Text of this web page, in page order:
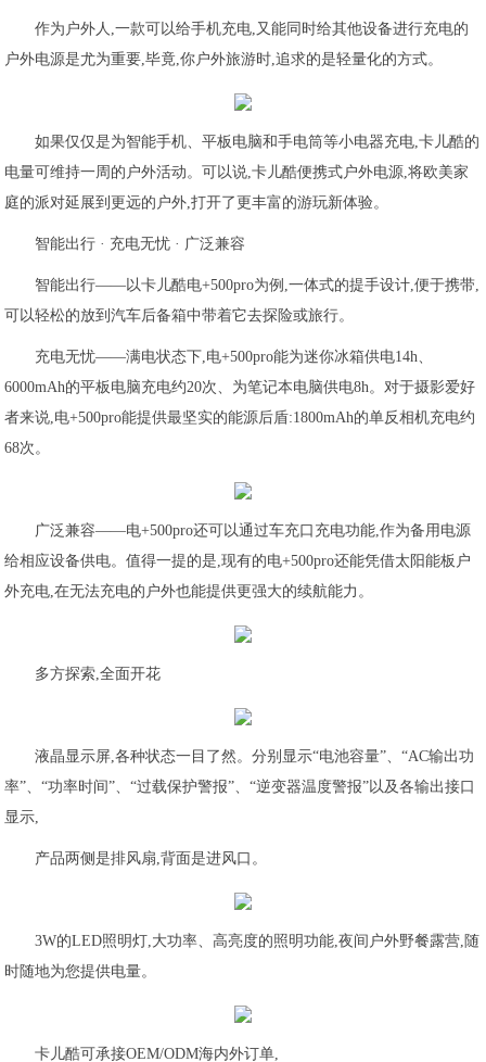
作为户外人,一款可以给手机充电,又能同时给其他设备进行充电的
户外电源是尤为重要,毕竟,你户外旅游时,追求的是轻量化的方式。
如果仅仅是为智能手机、平板电脑和手电筒等小电器充电,卡儿酷的
电量可维持一周的户外活动。可以说,卡儿酷便携式户外电源,将欧美家
庭的派对延展到更远的户外,打开了更丰富的游玩新体验。
智能出行 · 充电无忧 · 广泛兼容
智能出行——以卡儿酷电+500pro为例,一体式的提手设计,便于携带,
可以轻松的放到汽车后备箱中带着它去探险或旅行。
充电无忧——满电状态下,电+500pro能为迷你冰箱供电14h、
6000mAh的平板电脑充电约20次、为笔记本电脑供电8h。对于摄影爱好
者来说,电+500pro能提供最坚实的能源后盾:1800mAh的单反相机充电约
68次。
广泛兼容——电+500pro还可以通过车充口充电功能,作为备用电源
给相应设备供电。值得一提的是,现有的电+500pro还能凭借太阳能板户
外充电,在无法充电的户外也能提供更强大的续航能力。
多方探索,全面开花
液晶显示屏,各种状态一目了然。分别显示“电池容量”、“AC输出功
率”、“功率时间”、“过载保护警报”、“逆变器温度警报”以及各输出接口
显示,
产品两侧是排风扇,背面是进风口。
3W的LED照明灯,大功率、高亮度的照明功能,夜间户外野餐露营,随
时随地为您提供电量。
卡儿酷可承接OEM/ODM海内外订单,